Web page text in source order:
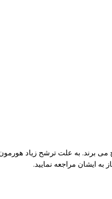
انجام شده حدود 40 تا 50 درصد از زنان باردار، از ریزش مو رنج
ایشان مراجعه نمایید.